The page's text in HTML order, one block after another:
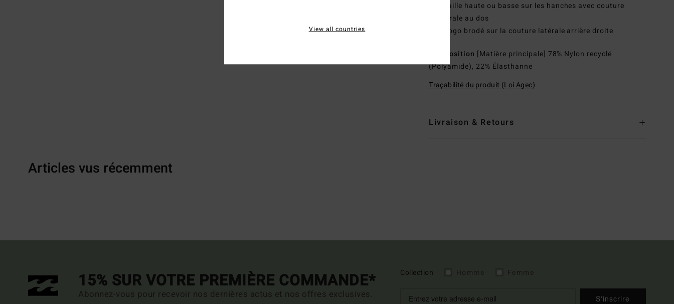
Taille haute ou basse sur les hanches avec couture
centrale au dos
Logo brodé sur la couture latérale arrière droite
Composition [Matière principale] 78% Nylon recyclé
(Polyamide), 22% Élasthanne
Traçabilité du produit (Loi Agec)
Livraison & Retours
Articles vus récemment
15% SUR VOTRE PREMIÈRE COMMANDE*
Abonnez-vous pour recevoir nos dernières actus et nos offres exclusives.
Collection
S'inscrire
View all countries